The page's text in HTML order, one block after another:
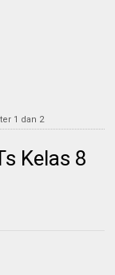
1 dan 2
Kelas 8